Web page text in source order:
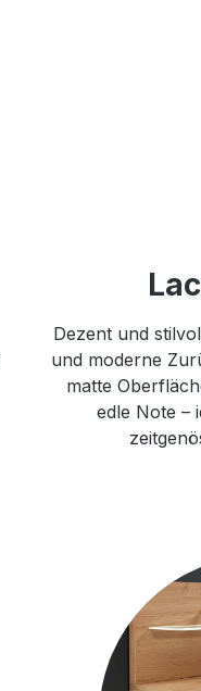
Dezent und
und moderne
matte
edle Note –